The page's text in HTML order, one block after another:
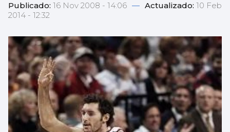
Publicado: 16 Nov 2008 - 14:06 — Actualizado: 10 Feb
2014 - 12:32